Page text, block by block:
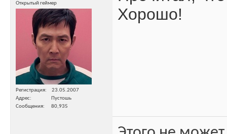
Открытый геймер
Регистрация
23.05.2007
Адрес
Пустошь
Сообщения
80,935
Хорошо!